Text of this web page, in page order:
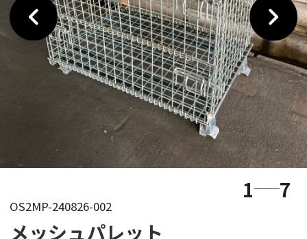
1 7
OS2MP-240826-002
メッシュパレット